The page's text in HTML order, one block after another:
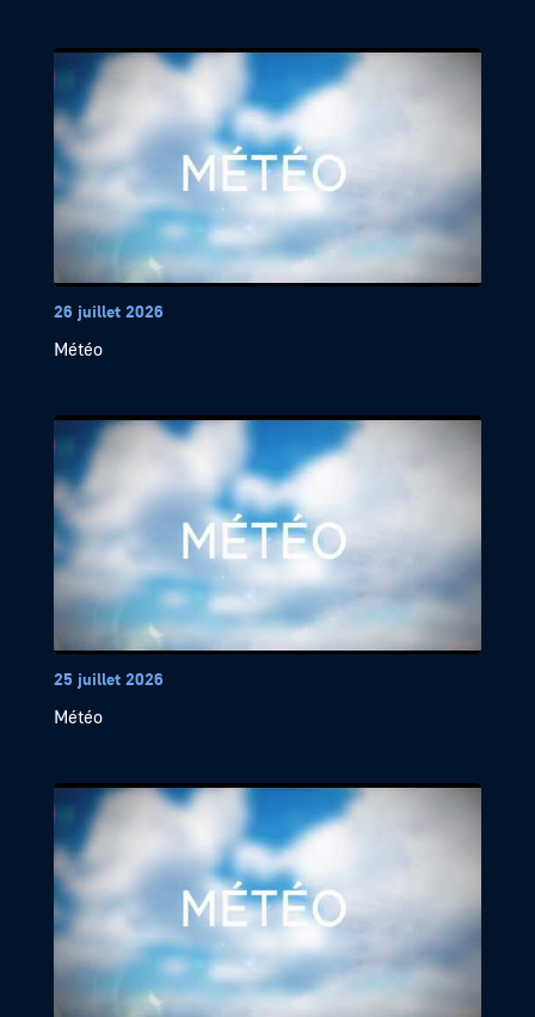
26 juillet 2026
Météo
25 juillet 2026
Météo